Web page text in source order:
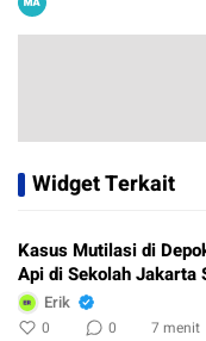
Widget Terkait
Kasus Mutilasi di
Api di Sekolah Jakarta
Erik
0 0 7 menit